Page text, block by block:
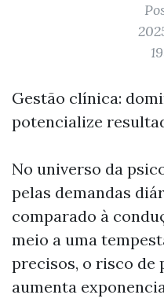
Gestão clínica:
potencialize
No universo da
pelas demandas
comparado à
meio a uma
precisos, o risco de
aumenta